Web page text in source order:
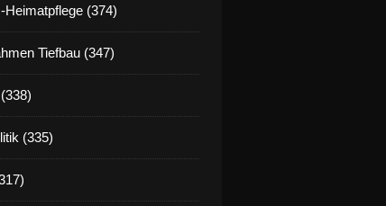
Heimatpflege (374)
Tiefbau (347)
(335)